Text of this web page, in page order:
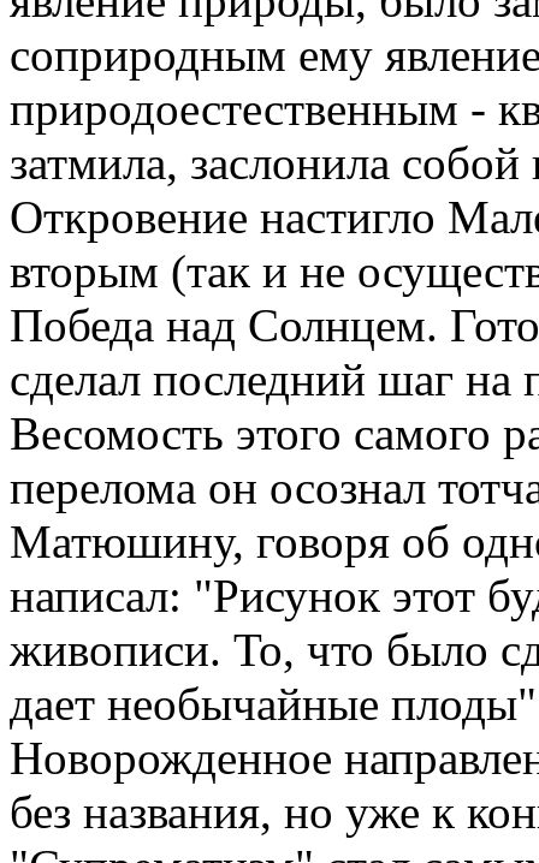
соприродным ему
природоестественным -
затмила, заслонила
Откровение настигло
вторым (так и не
Победа над Солнцем.
сделал последний шаг на
Весомость этого самого
перелома он осознал
Матюшину, говоря об
написал: "Рисунок этот
живописи. То, что было
дает необычайные
Новорожденное
без названия, но уже к